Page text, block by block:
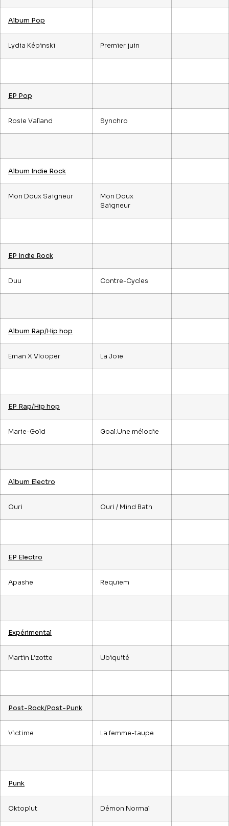
Album Pop
Lydia Képinski Premier juin
EP Pop
Rosie Valland Synchro
Album Indie Rock
Mon Doux Saigneur
Mon Doux
Saigneur
EP Indie Rock
Duu Contre-Cycles
Album Rap/Hip hop
Eman X Vlooper La Joie
EP Rap/Hip hop
Marie-Gold Goal:Une mélodie
Album Electro
Ouri Ouri / Mind Bath
EP Electro
Apashe Requiem
Expérimental
Martin Lizotte Ubiquité
Post-Rock/Post-Punk
Victime La femme-taupe
Punk
Oktoplut Démon Normal